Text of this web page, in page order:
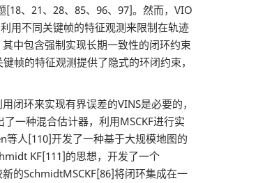
、21、28、85、96、97]。然而，VIO
用不同关键帧的特征观测来限制在轨迹
中包含强制实现长期一致性的闭环约束
帧的特征观测提供了隐式的环闭约束，
环来实现有界误差的VINS是必要的，
一种混合估计器，利用MSCKF进行实
等人[110]开发了一种基于大规模地图的
KF[111]的思想，开发了一个
的SchmidtMSCKF[86]将闭环集成在一